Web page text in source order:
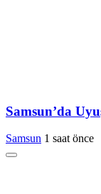
Samsun’da
Samsun 1 saat önce